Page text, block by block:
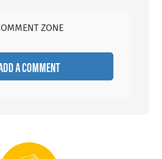
ZONE
A COMMENT